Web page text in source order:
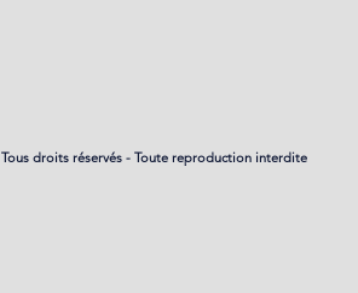
Tous droits réservés - Toute reproduction interdite